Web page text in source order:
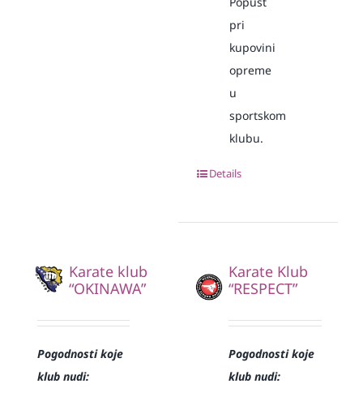
pri
kupovini
opreme
u
sportskom
klubu.
Details
Karate klub
“OKINAWA”
Pogodnosti koje
klub nudi:
Karate Klub
“RESPECT”
Pogodnosti koje
klub nudi: